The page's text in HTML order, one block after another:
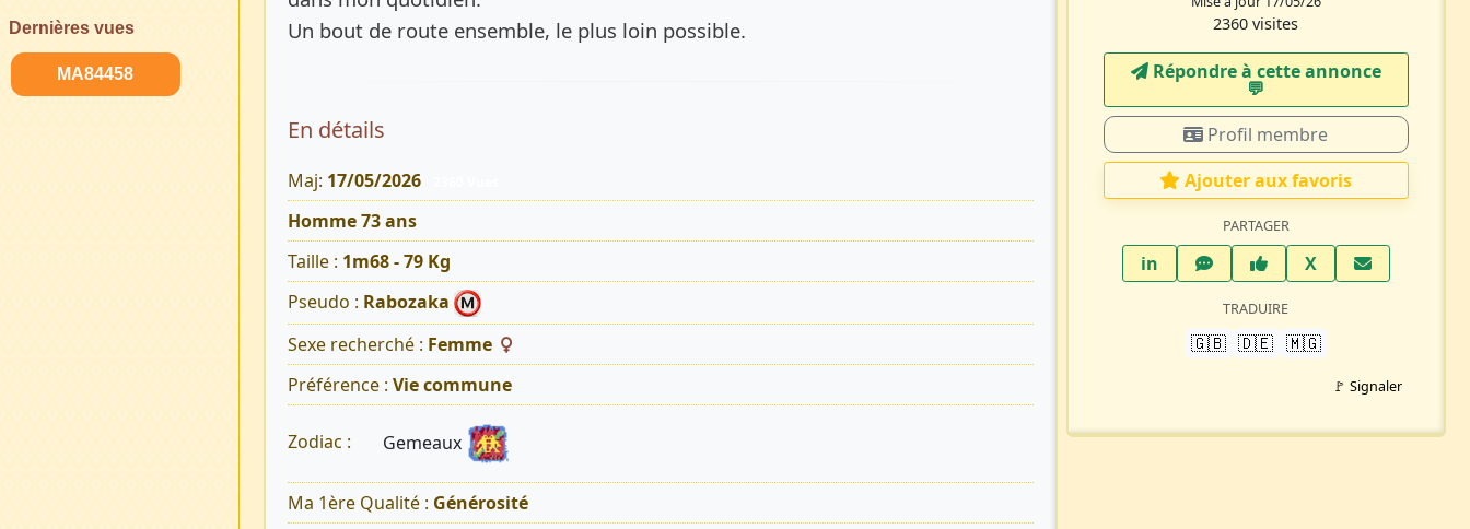
Dernières vues
MA84458
Un bout de route ensemble, le plus loin possible.
En détails
Maj: 17/05/2026
Homme 73 ans
Taille : 1m68 - 79 Kg
Pseudo : Rabozaka
Sexe recherché : Femme
Préférence : Vie commune
Zodiac : Gemeaux
Ma 1ère Qualité : Générosité
2360 visites
Répondre à cette annonce
💬​
Profil membre
Ajouter aux favoris
PARTAGER
inLinkedInWhatsAppFacebook
XTwitter X
TRADUIRE
🇬🇧 🇩🇪 🇲🇬
🚩 Signaler